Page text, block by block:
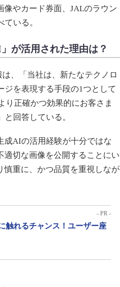
像やカード券面、JALのラウン
いる。
が活用された理由は？
、「当社は、新たなテクノロ
を表現する手段の1つとして
り正確かつ効果的にお客さま
回答している。
AIの活用経験が十分ではな
適切な画像を公開することにい
慎重に、かつ品質を重視しなが
- PR -
触れるチャンス！ユーザー座